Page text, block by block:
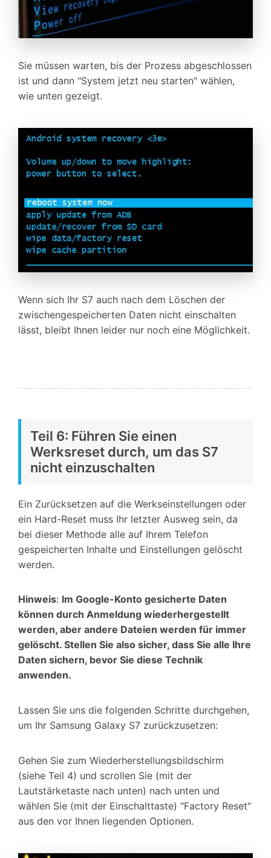
Sie müssen warten, bis der Prozess abgeschlossen
ist und dann "System jetzt neu starten" wählen,
wie unten gezeigt.
Wenn sich Ihr S7 auch nach dem Löschen der
zwischengespeicherten Daten nicht einschalten
lässt, bleibt Ihnen leider nur noch eine Möglichkeit.
Teil 6: Führen Sie einen
Werksreset durch, um das S7
nicht einzuschalten
Ein Zurücksetzen auf die Werkseinstellungen oder
ein Hard-Reset muss Ihr letzter Ausweg sein, da
bei dieser Methode alle auf Ihrem Telefon
gespeicherten Inhalte und Einstellungen gelöscht
werden.
Hinweis: Im Google-Konto gesicherte Daten
können durch Anmeldung wiederhergestellt
werden, aber andere Dateien werden für immer
gelöscht. Stellen Sie also sicher, dass Sie alle Ihre
Daten sichern, bevor Sie diese Technik
anwenden.
Lassen Sie uns die folgenden Schritte durchgehen,
um Ihr Samsung Galaxy S7 zurückzusetzen:
Gehen Sie zum Wiederherstellungsbildschirm
(siehe Teil 4) und scrollen Sie (mit der
Lautstärketaste nach unten) nach unten und
wählen Sie (mit der Einschalttaste) "Factory Reset"
aus den vor Ihnen liegenden Optionen.